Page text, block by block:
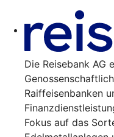
Die Reisebank AG
Raiffeisenbanken
Fokus auf das